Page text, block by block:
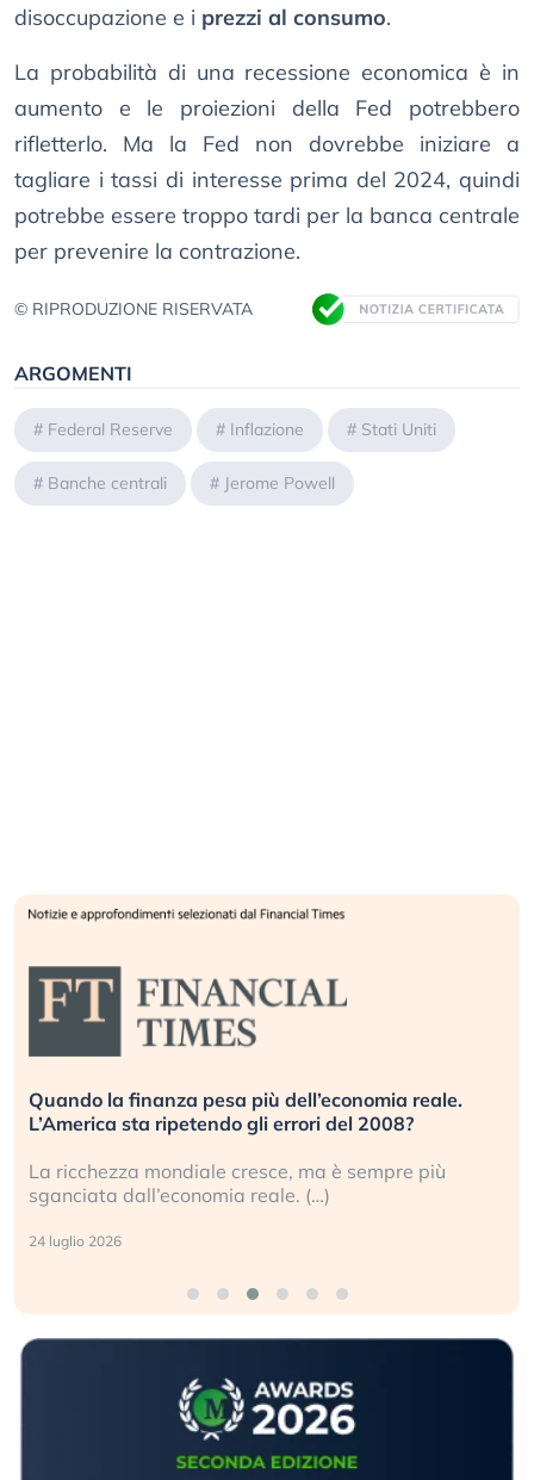
disoccupazione e i prezzi al consumo.
La probabilità di una recessione economica è in
aumento e le proiezioni della Fed potrebbero
rifletterlo. Ma la Fed non dovrebbe iniziare a
tagliare i tassi di interesse prima del 2024, quindi
potrebbe essere troppo tardi per la banca centrale
per prevenire la contrazione.
© RIPRODUZIONE RISERVATA
ARGOMENTI
# Federal Reserve # Inflazione # Stati Uniti
# Banche centrali # Jerome Powell
Quando la finanza pesa più dell’economia reale.
L’America sta ripetendo gli errori del 2008?
La ricchezza mondiale cresce, ma è sempre più
sganciata dall’economia reale. (…)
24 luglio 2026